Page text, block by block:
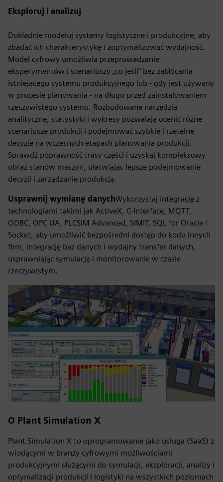
Eksploruj i analizuj
Dokładnie modeluj systemy logistyczne i produkcyjne, aby
zbadać ich charakterystykę i zoptymalizować wydajność.
Model cyfrowy umożliwia przeprowadzanie
eksperymentów i scenariuszy „co jeśli” bez zakłócania
istniejącego systemu produkcyjnego lub - gdy jest używany
w procesie planowania - na długo przed zainstalowaniem
rzeczywistego systemu. Rozbudowane narzędzia
analityczne, statystyki i wykresy pozwalają ocenić różne
scenariusze produkcji i podejmować szybkie i rzetelne
decyzje na wczesnych etapach planowania produkcji.
Sprawdź poprawność trasy części i uzyskaj kompleksowy
obraz stanów maszyn, ułatwiając lepsze podejmowanie
decyzji i zarządzanie produkcją.
Usprawnij wymianę danychWykorzystaj integrację z
technologiami takimi jak ActiveX, C-Interface, MQTT,
ODBC, OPC UA, PLCSIM Advanced, SIMIT, SQL for Oracle i
Socket, aby umożliwić bezpośredni dostęp do kodu innych
firm, integrację baz danych i wydajny transfer danych,
usprawniając symulację i monitorowanie w czasie
rzeczywistym.
O Plant Simulation X
Plant Simulation X to oprogramowanie jako usługa (SaaS) z
wiodącymi w branży cyfrowymi możliwościami
produkcyjnymi służącymi do symulacji, eksploracji, analizy i
optymalizacji produkcji i logistyki na wszystkich poziomach